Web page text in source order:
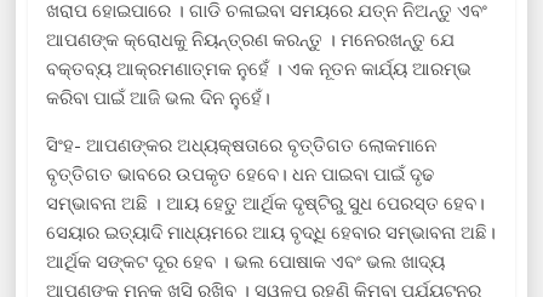
ଖରାପ ହୋଇପାରେ । ଗାଡି ଚଳାଇବା ସମୟରେ ଯତ୍ନ ନିଅନ୍ତୁ ଏବଂ
ଆପଣଙ୍କ କ୍ରୋଧକୁ ନିୟନ୍ତ୍ରଣ କରନ୍ତୁ । ମନେରଖନ୍ତୁ ଯେ
ବକ୍ତବ୍ୟ ଆକ୍ରମଣାତ୍ମକ ନୁହେଁ । ଏକ ନୂତନ କାର୍ଯ୍ୟ ଆରମ୍ଭ
କରିବା ପାଇଁ ଆଜି ଭଲ ଦିନ ନୁହେଁ।
ସିଂହ- ଆପଣଙ୍କର ଅଧ୍ୟକ୍ଷତାରେ ବୃତ୍ତିଗତ ଲୋକମାନେ
ବୃତ୍ତିଗତ ଭାବରେ ଉପକୃତ ହେବେ। ଧନ ପାଇବା ପାଇଁ ଦୃଢ
ସମ୍ଭାବନା ଅଛି । ଆୟ ହେତୁ ଆର୍ଥିକ ଦୃଷ୍ଟିରୁ ସୁଧ ପେରସ୍ତ ହେବ।
ସେୟାର ଇତ୍ୟାଦି ମାଧ୍ୟମରେ ଆୟ ବୃଦ୍ଧି ହେବାର ସମ୍ଭାବନା ଅଛି।
ଆର୍ଥିକ ସଙ୍କଟ ଦୂର ହେବ । ଭଲ ପୋଷାକ ଏବଂ ଭଲ ଖାଦ୍ୟ
ଆପଣଙ୍କ ମନକୁ ଖୁସି ରଖିବ । ସ୍ୱଳ୍ପ ରହଣି କିମ୍ବା ପର୍ଯ୍ୟଟନର